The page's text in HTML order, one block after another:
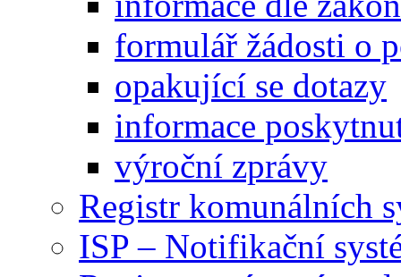
formulář žádosti o
opakující se dotazy
informace
výroční zprávy
Registr komunálních
ISP – Notifikační